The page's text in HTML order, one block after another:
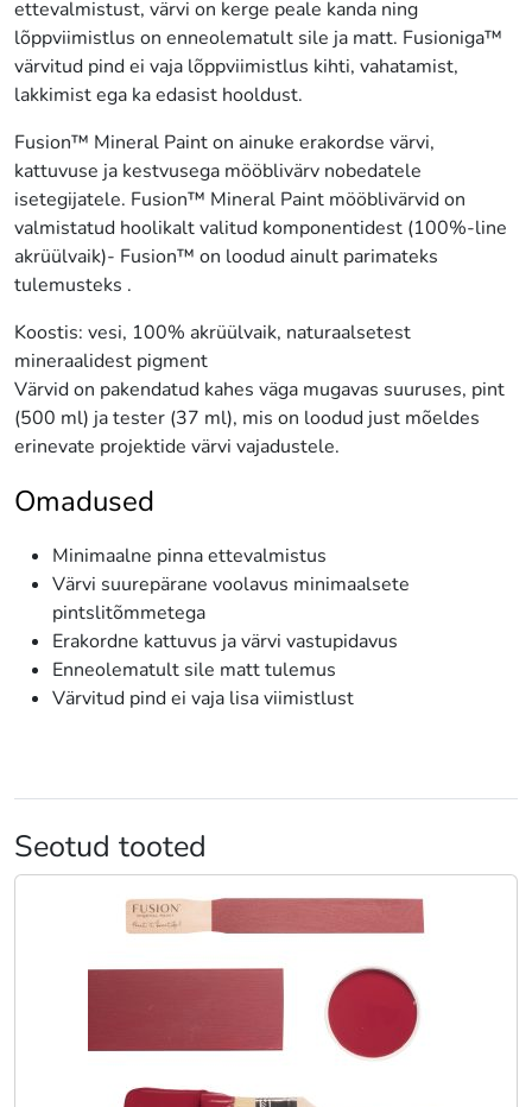
ettevalmistust, värvi on kerge peale kanda ning
lõppviimistlus on enneolematult sile ja matt. Fusioniga™
värvitud pind ei vaja lõppviimistlus kihti, vahatamist,
lakkimist ega ka edasist hooldust.
Fusion™ Mineral Paint on ainuke erakordse värvi,
kattuvuse ja kestvusega mööblivärv nobedatele
isetegijatele. Fusion™ Mineral Paint mööblivärvid on
valmistatud hoolikalt valitud komponentidest (100%-line
akrüülvaik)- Fusion™ on loodud ainult parimateks
tulemusteks .
Koostis: vesi, 100% akrüülvaik, naturaalsetest
mineraalidest pigment
Värvid on pakendatud kahes väga mugavas suuruses, pint
(500 ml) ja tester (37 ml), mis on loodud just mõeldes
erinevate projektide värvi vajadustele.
Omadused
Minimaalne pinna ettevalmistus
Värvi suurepärane voolavus minimaalsete
pintslitõmmetega
Erakordne kattuvus ja värvi vastupidavus
Enneolematult sile matt tulemus
Värvitud pind ei vaja lisa viimistlust
Seotud tooted